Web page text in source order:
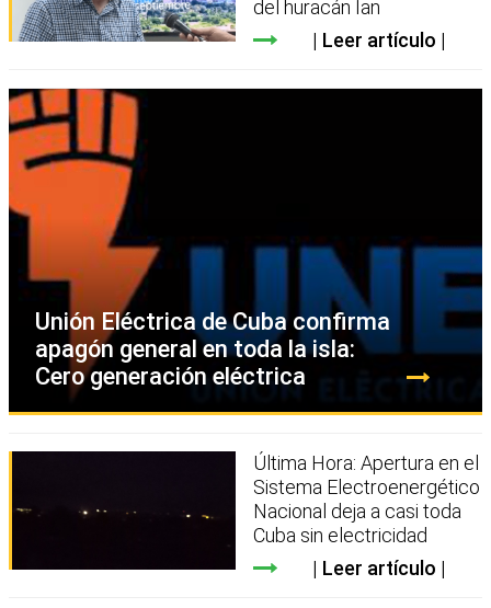
del huracán Ian
Leer artículo
Unión Eléctrica de Cuba confirma
apagón general en toda la isla:
Cero generación eléctrica
Última Hora: Apertura en el
Sistema Electroenergético
Nacional deja a casi toda
Cuba sin electricidad
Leer artículo